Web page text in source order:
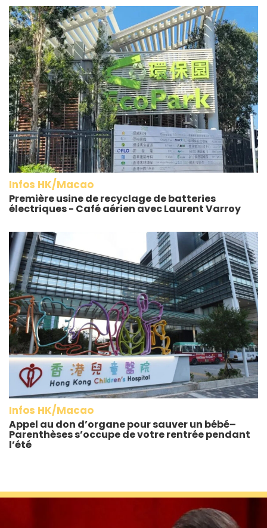
Infos HK/Macao
Première usine de recyclage de batteries
électriques - Café aérien avec Laurent Varroy
Infos HK/Macao
Appel au don d’organe pour sauver un bébé–
Parenthèses s’occupe de votre rentrée pendant
l’été